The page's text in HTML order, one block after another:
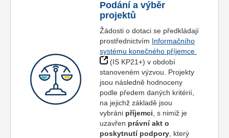
Podání a výběr
projektů
Žádosti o dotaci se předkládají
prostřednictvím Informačního
systému konečného příjemce
(IS KP21+) v období
stanoveném výzvou. Projekty
jsou následně hodnoceny
podle předem daných kritérií,
na jejichž základě jsou
vybráni příjemci , s nimiž je
uzavřen právní akt o
poskytnutí podpory , který